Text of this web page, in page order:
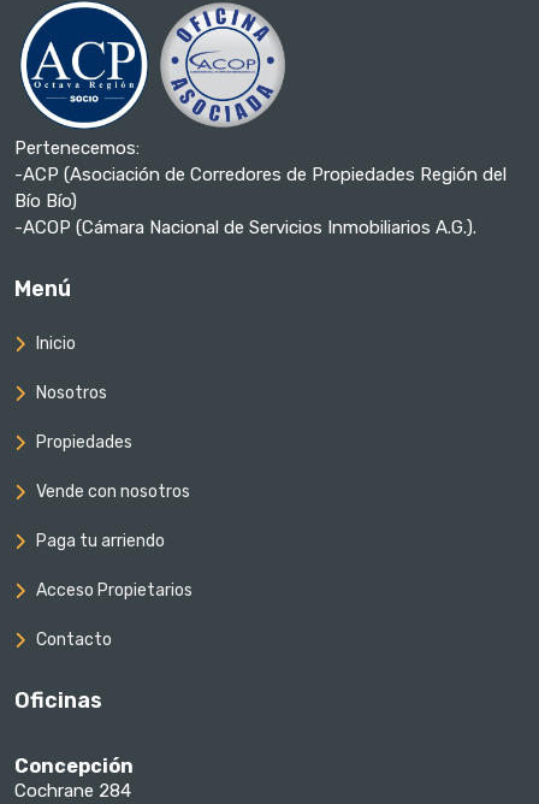
Pertenecemos:
-ACP (Asociación de Corredores de Propiedades Región del
Bío Bío)
-ACOP (Cámara Nacional de Servicios Inmobiliarios A.G.).
Menú
Inicio
Nosotros
Propiedades
Vende con nosotros
Paga tu arriendo
Acceso Propietarios
Contacto
Oficinas
Concepción
Cochrane 284